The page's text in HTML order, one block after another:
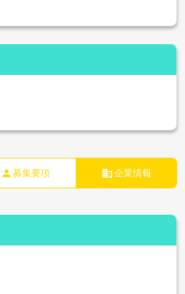
person 募集要項 business 企業情報